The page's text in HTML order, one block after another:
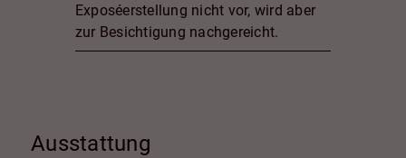
Exposéerstellung nicht vor, wird aber
zur Besichtigung nachgereicht.
Ausstattung